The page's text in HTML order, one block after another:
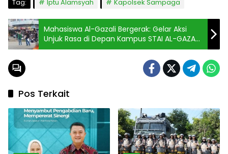
Tag: Iptu Alamsyah Kapolsek Sampaga
Mahasiswa Al-Gazali Bergerak: Gelar Aksi
Unjuk Rasa di Depan Kampus STAI AL-GAZALI
Bulukumba, Ada apa?
Pos Terkait